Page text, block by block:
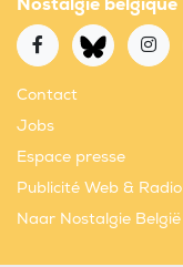
Nostalgie belgique
Contact
Jobs
Espace presse
Publicité Web & Radio
Naar Nostalgie België